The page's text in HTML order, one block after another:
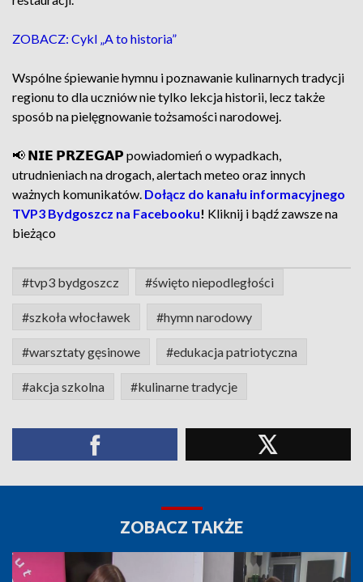
ZOBACZ: Cykl „A to historia”
Wspólne śpiewanie hymnu i poznawanie kulinarnych tradycji
regionu to dla uczniów nie tylko lekcja historii, lecz także
sposób na pielęgnowanie tożsamości narodowej.
📢 𝗡𝗜𝗘 𝗣𝗥𝗭𝗘𝗚𝗔𝗣 powiadomień o wypadkach,
utrudnieniach na drogach, alertach meteo oraz innych
ważnych komunikatów. Dołącz do kanału informacyjnego
TVP3 Bydgoszcz na Facebooku! Kliknij i bądź zawsze na
bieżąco
#tvp3 bydgoszcz #święto niepodległości
#szkoła włocławek #hymn narodowy
#warsztaty gęsinowe #edukacja patriotyczna
#akcja szkolna #kulinarne tradycje
ZOBACZ TAKŻE